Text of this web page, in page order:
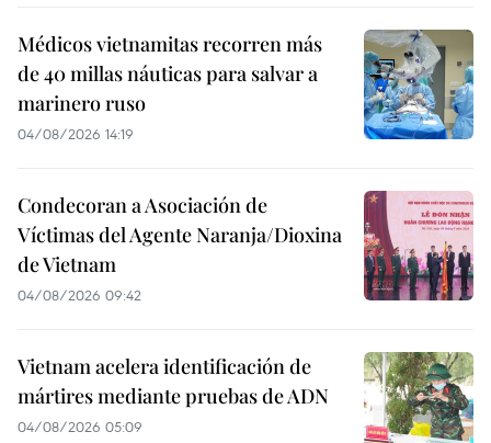
Médicos vietnamitas recorren más
de 40 millas náuticas para salvar a
marinero ruso
04/08/2026 14:19
Condecoran a Asociación de
Víctimas del Agente Naranja/Dioxina
de Vietnam
04/08/2026 09:42
Vietnam acelera identificación de
mártires mediante pruebas de ADN
04/08/2026 05:09